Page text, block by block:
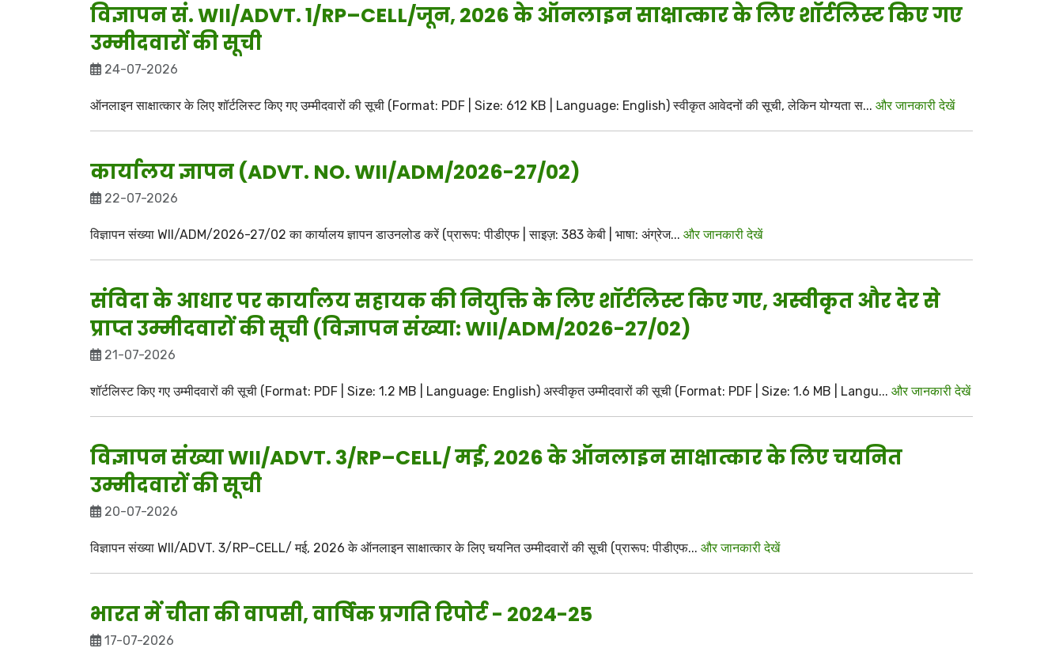
विज्ञापन सं. WII/ADVT. 1/RP–CELL/जून, 2026 के ऑनलाइन साक्षात्कार के लिए शॉर्टलिस्ट किए गए
उम्मीदवारों की सूची
24-07-2026
ऑनलाइन साक्षात्कार के लिए शॉर्टलिस्ट किए गए उम्मीदवारों की सूची (Format: PDF | Size: 612 KB | Language: English) स्वीकृत आवेदनों की सूची, लेकिन योग्यता स... और जानकारी देखें
कार्यालय ज्ञापन (ADVT. NO. WII/ADM/2026-27/02)
22-07-2026
विज्ञापन संख्या WII/ADM/2026-27/02 का कार्यालय ज्ञापन डाउनलोड करें (प्रारूप: पीडीएफ | साइज़: 383 केबी | भाषा: अंग्रेज... और जानकारी देखें
संविदा के आधार पर कार्यालय सहायक की नियुक्ति के लिए शॉर्टलिस्ट किए गए, अस्वीकृत और देर से
प्राप्त उम्मीदवारों की सूची (विज्ञापन संख्या: WII/ADM/2026-27/02)
21-07-2026
शॉर्टलिस्ट किए गए उम्मीदवारों की सूची (Format: PDF | Size: 1.2 MB | Language: English) अस्वीकृत उम्मीदवारों की सूची (Format: PDF | Size: 1.6 MB | Langu... और जानकारी देखें
विज्ञापन संख्या WII/ADVT. 3/RP–CELL/ मई, 2026 के ऑनलाइन साक्षात्कार के लिए चयनित
उम्मीदवारों की सूची
20-07-2026
विज्ञापन संख्या WII/ADVT. 3/RP–CELL/ मई, 2026 के ऑनलाइन साक्षात्कार के लिए चयनित उम्मीदवारों की सूची (प्रारूप: पीडीएफ... और जानकारी देखें
भारत में चीता की वापसी, वार्षिक प्रगति रिपोर्ट - 2024-25
17-07-2026